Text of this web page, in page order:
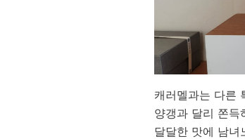
캐러멜과는 다른
양갱과 달리 쫀득
달달한 맛에 남녀